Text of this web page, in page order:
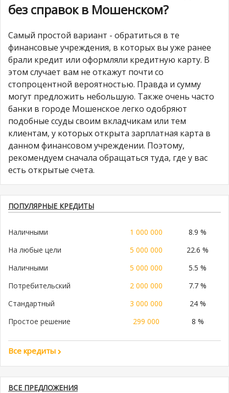
без справок в Мошенском?
Самый простой вариант - обратиться в те
финансовые учреждения, в которых вы уже ранее
брали кредит или оформляли кредитную карту. В
этом случает вам не откажут почти со
стопроцентной вероятностью. Правда и сумму
могут предложить небольшую. Также очень часто
банки в городе Мошенское легко одобряют
подобные ссуды своим вкладчикам или тем
клиентам, у которых открыта зарплатная карта в
данном финансовом учреждении. Поэтому,
рекомендуем сначала обращаться туда, где у вас
есть открытые счета.
ПОПУЛЯРНЫЕ КРЕДИТЫ
Наличными 1 000 000
8.9 %
На любые цели
5 000 000
22.6 %
Наличными
5 000 000
5.5 %
Потребительский
2 000 000
7.7 %
Стандартный
3 000 000
24 %
Простое решение
299 000 8 %
Все кредиты
ВСЕ ПРЕДЛОЖЕНИЯ